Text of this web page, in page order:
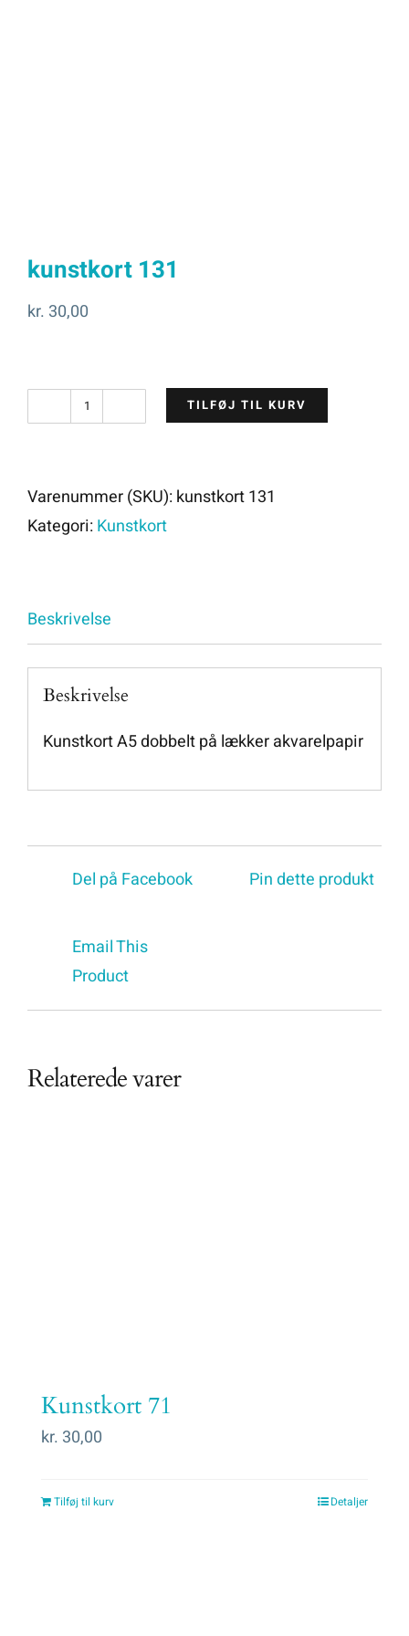
kunstkort 131
kr. 30,00
kunstkort
TILFØJ TIL KURV
Varenummer (SKU):kunstkort 131
Kategori:Kunstkort
Beskrivelse
Beskrivelse
Kunstkort A5 dobbelt på lækker akvarelpapir
Del på Facebook Pin dette produkt
Email This
Product
Relaterede varer
Kunstkort 71
kr. 30,00
Tilføj til kurv Detaljer